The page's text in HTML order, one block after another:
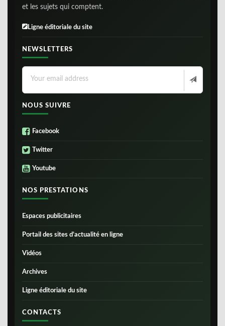
et les sujets qui comptent.
Ligne éditoriale du site
NEWSLETTERS
NOUS SUIVRE
Facebook
Twitter
Youtube
NOS PRESTATIONS
Espaces publicitaires
Portail des sites d’actualité en ligne
Vidéos
Archives
Ligne éditoriale du site
CONTACTS